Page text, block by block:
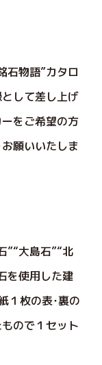
石物語”カタロ
して差し上げ
をご希望の方
願いいたしま
”“大島石”“北
を使用した建
１枚の表･裏の
ので１セット